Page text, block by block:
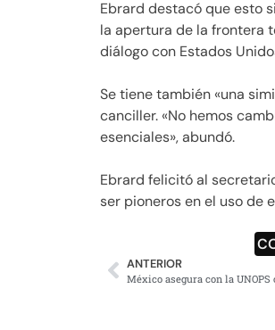
Ebrard destacó que esto
la apertura de la frontera
diálogo con Estados
Se tiene también «una
canciller. «No hemos
esenciales», abundó.
Ebrard felicitó al
ser pioneros en el uso de
ANTERIOR